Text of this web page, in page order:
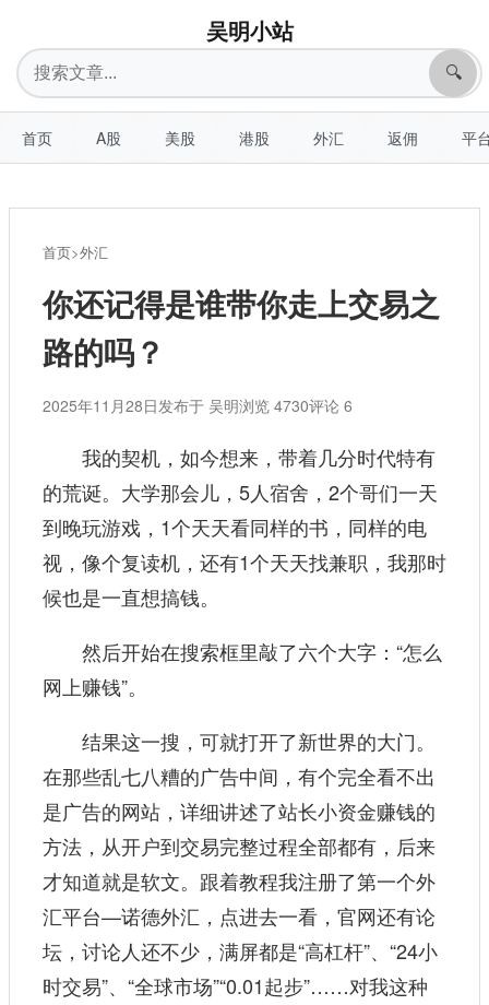
吴明小站
搜
索
🔍
首页 A股 美股 港股 外汇 返佣 平
首页>外汇
你还记得是谁带你走上交易之
路的吗？
2025年11月28日发布于 吴明浏览 4730评论 6
我的契机，如今想来，带着几分时代特有
的荒诞。大学那会儿，5人宿舍，2个哥们一天
到晚玩游戏，1个天天看同样的书，同样的电
视，像个复读机，还有1个天天找兼职，我那时
候也是一直想搞钱。
然后开始在搜索框里敲了六个大字：“怎么
网上赚钱”。
结果这一搜，可就打开了新世界的大门。
在那些乱七八糟的广告中间，有个完全看不出
是广告的网站，详细讲述了站长小资金赚钱的
方法，从开户到交易完整过程全部都有，后来
才知道就是软文。跟着教程我注册了第一个外
汇平台—诺德外汇，点进去一看，官网还有论
坛，讨论人还不少，满屏都是“高杠杆”、“24小
时交易”、“全球市场”“0.01起步”……对我这种